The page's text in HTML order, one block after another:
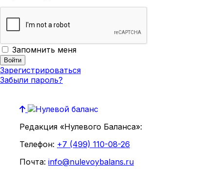
Запомнить меня
Зарегистрироваться
Забыли пароль?
Редакция «Нулевого Баланса»:
Телефон: +7 (499) 110-08-26
Почта: info@nulevoybalans.ru